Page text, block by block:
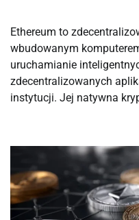
Ethereum to
wbudowanym
uruchamianie
zdecentralizowanych
instytucji. Jej natywna